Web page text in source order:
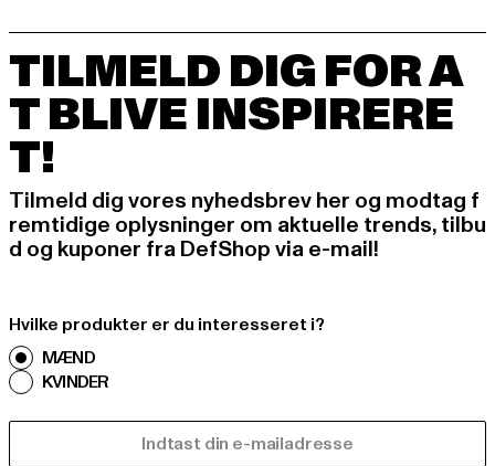
TILMELD DIG FOR A
T BLIVE INSPIRERE
T!
Tilmeld dig vores nyhedsbrev her og modtag f
remtidige oplysninger om aktuelle trends, tilbu
d og kuponer fra DefShop via e-mail!
Hvilke produkter er du interesseret i?
MÆND
KVINDER